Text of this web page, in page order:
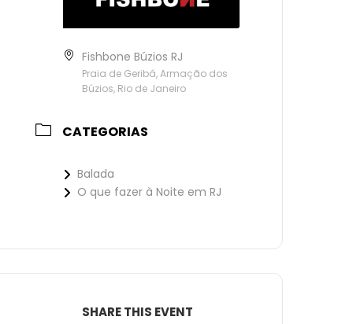
Fishbone Búzios RJ
Praia de Geribá, Armação dos
Búzios, Rio de Janeiro
CATEGORIAS
Balada
O que fazer à Noite em RJ
SHARE THIS EVENT